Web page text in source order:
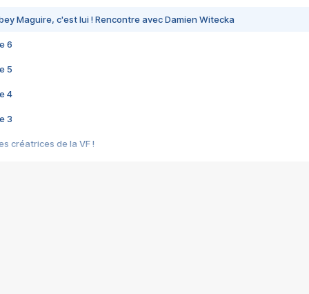
Maguire, c'est lui ! Rencontre avec Damien Witecka
6
5
4
3
créatrices de la VF !